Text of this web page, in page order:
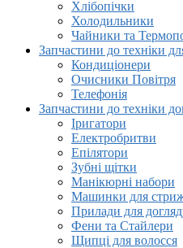
Хлібопічки
Холодильники
Чайники та
Запчастини до техніки
Кондиціонери
Очисники Повітря
Телефонія
Запчастини до техніки
Іригатори
Електробритви
Епілятори
Зубні щітки
Манікюрні набори
Машинки для
Прилади для
Фени та Стайлери
Щипці для волосся